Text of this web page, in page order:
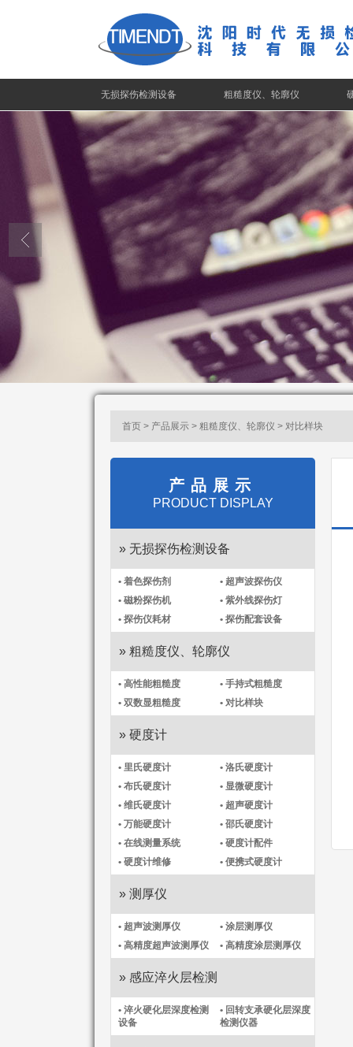
无损探伤检测设备 粗糙度仪、轮廓仪
首页 > 产品展示 > 粗糙度仪、轮廓仪 > 对比样块
产品展示
PRODUCT DISPLAY
» 无损探伤检测设备
• 着色探伤剂
• 超声波探伤仪
• 磁粉探伤机
• 紫外线探伤灯
• 探伤仪耗材
• 探伤配套设备
» 粗糙度仪、轮廓仪
• 高性能粗糙度
• 手持式粗糙度
• 双数显粗糙度
• 对比样块
» 硬度计
• 里氏硬度计
• 洛氏硬度计
• 布氏硬度计
• 显微硬度计
• 维氏硬度计
• 超声硬度计
• 万能硬度计
• 邵氏硬度计
• 在线测量系统
• 硬度计配件
• 硬度计维修
• 便携式硬度计
» 测厚仪
• 超声波测厚仪
• 涂层测厚仪
• 高精度超声波测厚仪
• 高精度涂层测厚仪​
» 感应淬火层检测
• 淬火硬化层深度检测
设备
• 回转支承硬化层深度
检测仪器